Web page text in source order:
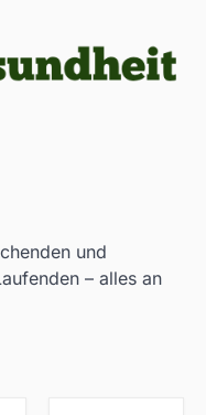
und
– alles an